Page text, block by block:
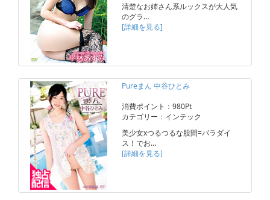
清楚なお姉さん系ルックスが大人気
のグラ…
[詳細を見る]
Pureまん 中谷ひとみ
消費ポイント：980Pt
カテゴリー：インテック
美少女xつるつるな股間=パラダイ
ス！でお…
[詳細を見る]